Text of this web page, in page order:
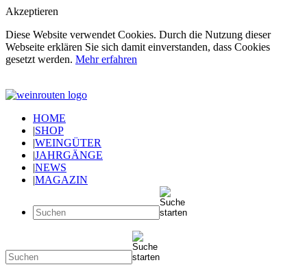
Akzeptieren
Diese Website verwendet Cookies. Durch die Nutzung dieser
Webseite erklären Sie sich damit einverstanden, dass Cookies
gesetzt werden. Mehr erfahren
HOME
|SHOP
|WEINGÜTER
|JAHRGÄNGE
|NEWS
|MAGAZIN